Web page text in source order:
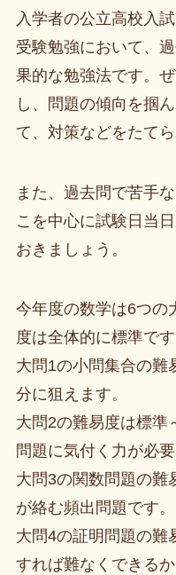
入学者の公立高校入
受験勉強において、
果的な勉強法です。
し、問題の傾向を掴
て、対策などをたて
また、過去問で苦手
こを中心に試験日当
おきましょう。
今年度の数学は6つの
度は全体的に標準です
大問1の小問集合の難
分に狙えます。
大問2の難易度は標準
問題に気付く力が必要
大問3の関数問題の難
が絡む頻出問題です。
大問4の証明問題の難
すれば難なくできるか